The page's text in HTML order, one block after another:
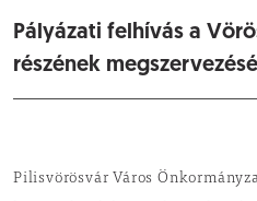
Pályázati felhívás a
részének
Pilisvörösvár Város